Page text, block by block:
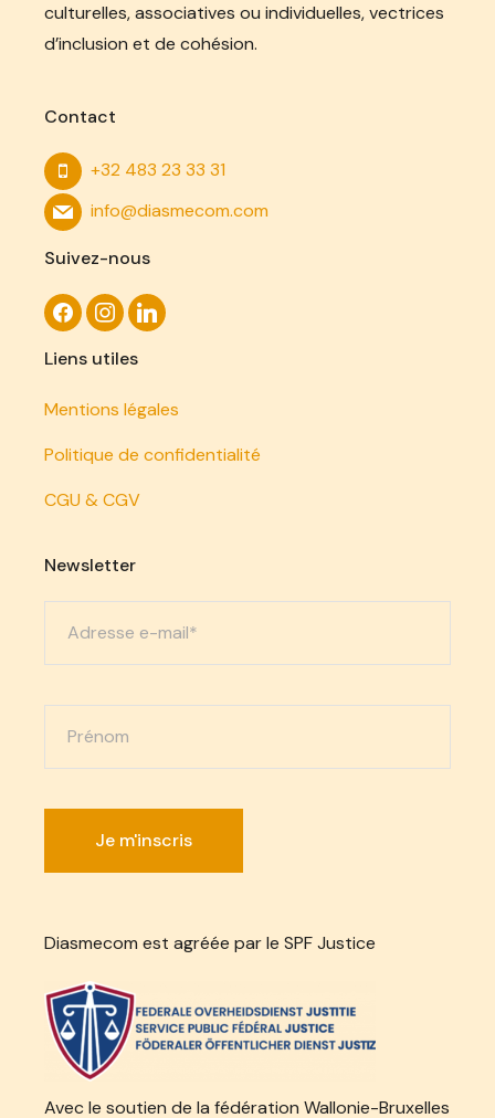
culturelles, associatives ou individuelles, vectrices
d’inclusion et de cohésion.
Contact
+32 483 23 33 31
info@diasmecom.com
Suivez-nous
Liens utiles
Mentions légales
Politique de confidentialité
CGU & CGV
Newsletter
Diasmecom est agréée par le SPF Justice
Avec le soutien de la fédération Wallonie-Bruxelles